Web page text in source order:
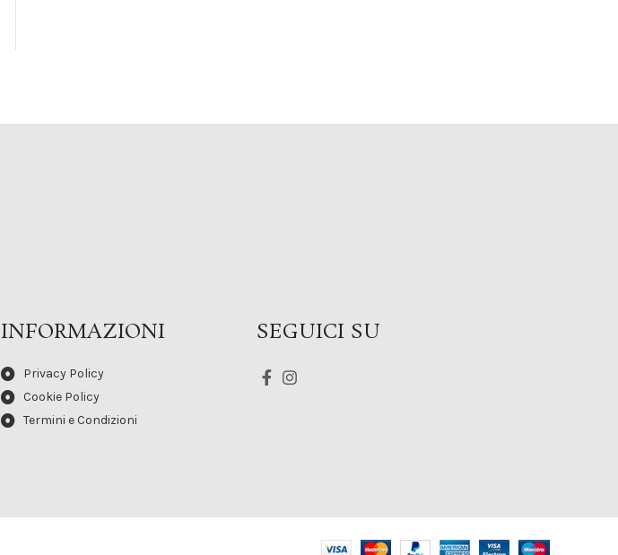
INFORMAZIONI
Privacy Policy
Cookie Policy
Termini e Condizioni
SEGUICI SU